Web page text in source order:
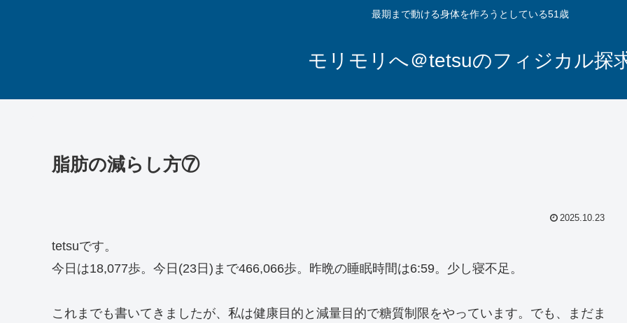
最期まで動ける身体を作ろうとしている51歳
モリモリへ＠tetsuのフィジカル探
脂肪の減らし方⑦
2025.10.23
tetsuです。
今日は18,077歩。今日(23日)まで466,066歩。昨晩の睡眠時間は6:59。少し寝不足。
これまでも書いてきましたが、私は健康目的と減量目的で糖質制限をやっています。でも、まだま